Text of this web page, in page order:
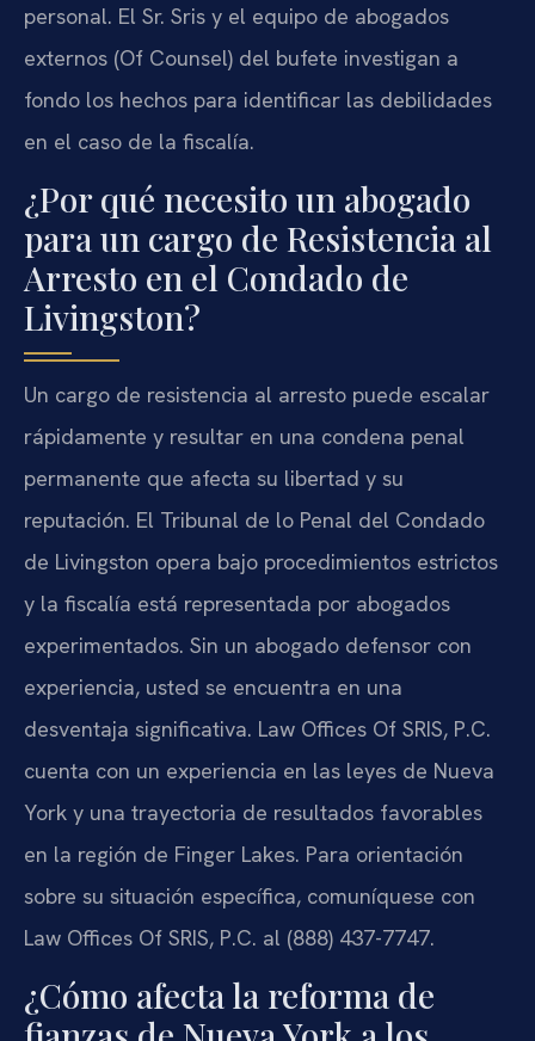
personal. El Sr. Sris y el equipo de abogados
externos (Of Counsel) del bufete investigan a
fondo los hechos para identificar las debilidades
en el caso de la fiscalía.
¿Por qué necesito un abogado
para un cargo de Resistencia al
Arresto en el Condado de
Livingston?
Un cargo de resistencia al arresto puede escalar
rápidamente y resultar en una condena penal
permanente que afecta su libertad y su
reputación. El Tribunal de lo Penal del Condado
de Livingston opera bajo procedimientos estrictos
y la fiscalía está representada por abogados
experimentados. Sin un abogado defensor con
experiencia, usted se encuentra en una
desventaja significativa. Law Offices Of SRIS, P.C.
cuenta con un experiencia en las leyes de Nueva
York y una trayectoria de resultados favorables
en la región de Finger Lakes. Para orientación
sobre su situación específica, comuníquese con
Law Offices Of SRIS, P.C. al (888) 437-7747.
¿Cómo afecta la reforma de